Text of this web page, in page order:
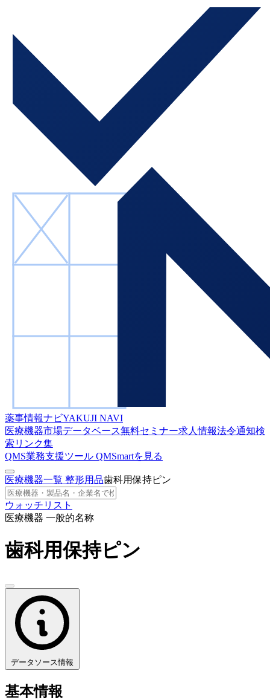
薬事情報ナビYAKUJI NAVI
医療機器市場データベース無料セミナー求人情報法令通知検
索 リンク集
QMS業務支援ツール QMSmartを見る
医療機器一覧 整形用品歯科用保持ピン
ウォッチリスト
医療機器 一般的名称
歯科用保持ピン
データソース情報
基本情報